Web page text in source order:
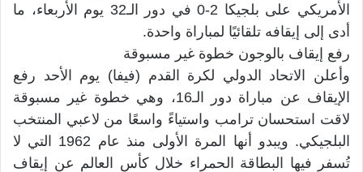
الأمريكي على بلجيكا 2-0 في دور الـ32 يوم الأربعاء، ما
أدى إلى إيقافه تلقائيًا لمباراة واحدة.
رفع إيقاف بالوجون خطوة غير مسبوقة
وأعلن الاتحاد الدولي لكرة القدم (فيفا) يوم الأحد رفع
الإيقاف عن مباراة دور الـ16، وهي خطوة غير مسبوقة
لاقت استحسان ترامب واستياءً واسعًا من لاعبي المنتخب
البلجيكي. ويبدو أنها المرة الأولى منذ عام 1962 التي لا
تُسفر فيها البطاقة الحمراء خلال كأس العالم عن إيقاف